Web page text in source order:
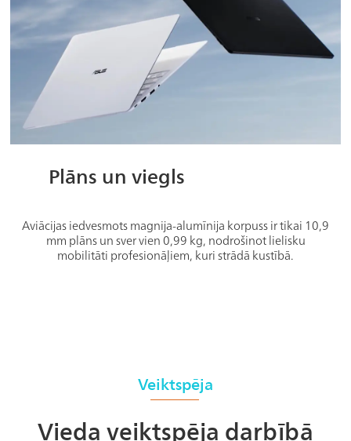
Plāns un viegls
Aviācijas iedvesmots magnija-alumīnija korpuss ir tikai 10,9
mm plāns un sver vien 0,99 kg, nodrošinot lielisku
mobilitāti profesionāļiem, kuri strādā kustībā.
Veiktspēja
Vieda veiktspēja darbībā